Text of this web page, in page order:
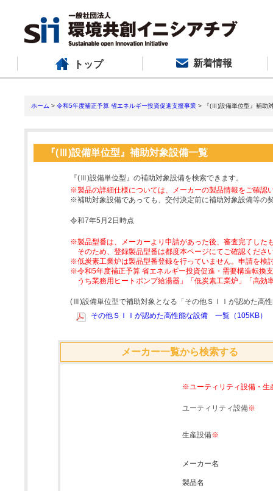
トップ 新着情報
ホーム > 令和5年度補正予算 省エネルギー投資促進支援事業 > 『(Ⅲ)設備単位型』補助
『(Ⅲ)設備単位型』補助対象設備一覧
『(Ⅲ)設備単位型』の補助対象設備を検索できます。
※製品の詳細仕様については、メーカーの製品情報をご確認
※補助対象設備であっても、交付決定前に補助対象設備等の
令和7年5月2日時点
※製品型番は、メーカーより申請があった後、審査完了した
そのため、登録製品型番は都度本ページにてご確認くださ
※低炭素工業炉は製品型番登録を行っていません。申請を検
※令和5年度補正予算 省エネルギー投資促進・需要構造転換
うち業務用ヒートポンプ給湯器」「低炭素工業炉」「高
(Ⅲ)設備単位型で補助対象となる「その他ＳＩＩが認めた高
その他ＳＩＩが認めた高性能な設備 一覧（105KB）
メーカー一覧から検索する
※ユーティリティ設備・生
ユーティリティ設備※
生産設備※
メーカー名
製品名